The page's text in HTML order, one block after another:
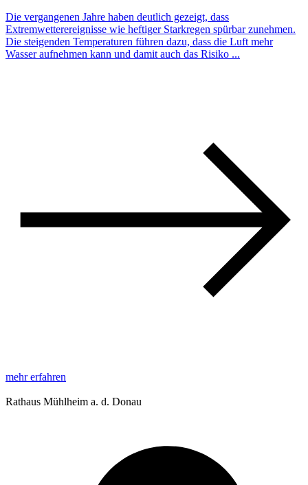
Die vergangenen Jahre haben deutlich gezeigt, dass
Extremwetterereignisse wie heftiger Starkregen spürbar zunehmen.
Die steigenden Temperaturen führen dazu, dass die Luft mehr
Wasser aufnehmen kann und damit auch das Risiko ...
mehr erfahren
Rathaus Mühlheim a. d. Donau